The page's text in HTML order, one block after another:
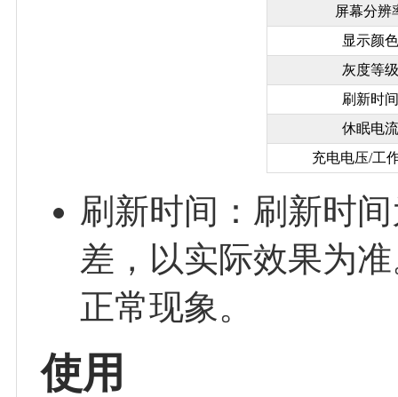
屏幕分辨
显示颜色
灰度等级
刷新时间
休眠电流
充电电压/工
刷新时间：刷新时
差，以实际效果为
正常现象。
使用